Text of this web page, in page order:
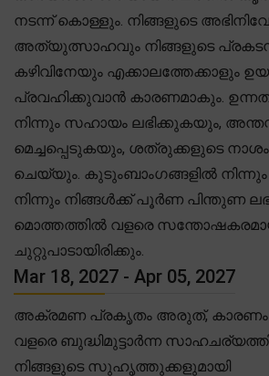
നടന്ന് കൊള്ളും. നിങ്ങളുടെ
അത്യുത്സാഹവും നിങ്ങളുടെ
കഴിവിനേയും എക്കാലത്തേക്കാളും
പ്രവഹിക്കുവാൻ കാരണമാകും.
നിന്നും സഹായം ലഭിക്കുകയും,
മെച്ചപ്പെടുകയും, ശത്രുക്കളുടെ
ചെയ്യും. കുടുംബാംഗങ്ങളിൽ
നിന്നും നിങ്ങൾക്ക് പൂർണ പിന്തുണ
മൊത്തത്തിൽ വളരെ
ചുറ്റുപാടായിരിക്കും.
Mar 18, 2027 - Apr 05, 2027
അക്രമണ പ്രകൃതം അരുത്, കാരണം
വളരെ ബുദ്ധിമുട്ടാർന്ന
നിങ്ങളുടെ സുഹൃത്തുക്കളുമായി